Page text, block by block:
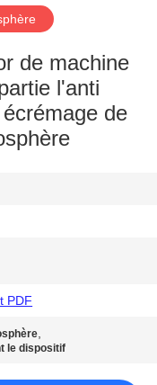
de machine
l'anti
de
PDF
,
le dispositif